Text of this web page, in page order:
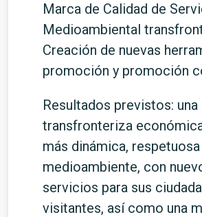
Marca de Calidad de
Medioambiental
Creación de nuevas
promoción y promoción
Resultados previstos: una
transfronteriza
más dinámica,
medioambiente, con
servicios para sus
visitantes, así como una